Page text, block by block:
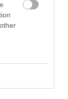
lóg
Kursim új
a Maggie